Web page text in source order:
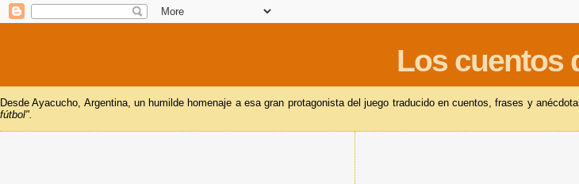
Los cuentos
Desde Ayacucho, Argentina, un humilde homenaje a esa gran protagonista del juego traducido en cuentos, frases y
fútbol".